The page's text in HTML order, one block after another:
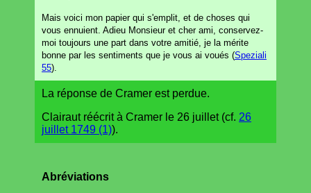
Mais voici mon papier qui s'emplit, et de choses qui
vous ennuient. Adieu Monsieur et cher ami, conservez-
moi toujours une part dans votre amitié, je la mérite
bonne par les sentiments que je vous ai voués (Speziali
55).
La réponse de Cramer est perdue.
Clairaut réécrit à Cramer le 26 juillet (cf. 26
juillet 1749 (1)).
Abréviations